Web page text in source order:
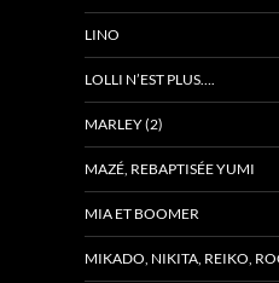
LINO
LOLLI N’EST PLUS….
MARLEY (2)
MAZÉ, REBAPTISÉE YUMI
MIA ET BOOMER
MIKADO, NIKITA, REIKO,